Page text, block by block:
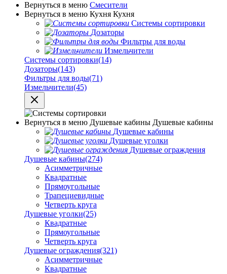
Вернуться в меню Смесители
Вернуться в меню Кухня Кухня
Системы сортировки
Дозаторы
Фильтры для воды
Измельчители
Системы сортировки(14)
Дозаторы(143)
Фильтры для воды(71)
Измельчители(45)
Вернуться в меню Душевые кабины Душевые кабины
Душевые кабины
Душевые уголки
Душевые ограждения
Душевые кабины(274)
Асимметричные
Квадратные
Прямоугольные
Трапециевидные
Четверть круга
Душевые уголки(25)
Квадратные
Прямоугольные
Четверть круга
Душевые ограждения(321)
Асимметричные
Квадратные